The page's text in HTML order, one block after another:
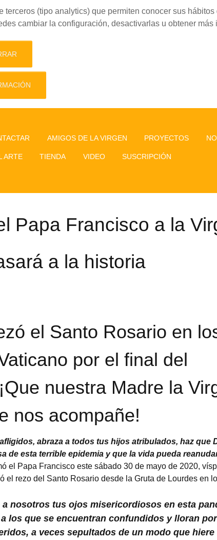
(tipo analytics) que permiten conocer sus
cambiar la configuración, desactivarlas u obtener más
AMIGOS DE LA VIRGEN PROYECTOS
ARTE TIENDA VIDEO SUSCRIPCIÓN
Papa Francisco a la
a la historia
el Santo Rosario en
por el final del
nuestra Madre la
nos acompañe!
abraza a todos tus hijos atribulados, haz que
de esta terrible epidemia y que la vida pueda
el Papa Francisco este sábado 30 de mayo de 2020,
el rezo del Santo Rosario desde la Gruta de Lourdes en
a nosotros tus ojos misericordiosos en esta
los que se encuentran confundidos y lloran
a veces sepultados de un modo que hiere